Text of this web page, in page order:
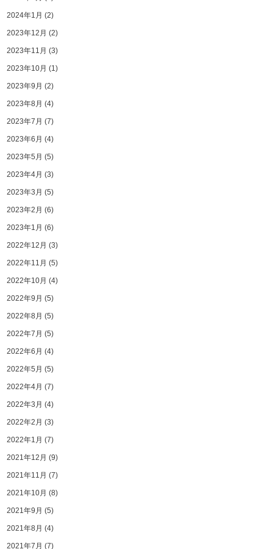
2024年1月 (2)
2023年12月 (2)
2023年11月 (3)
2023年10月 (1)
2023年9月 (2)
2023年8月 (4)
2023年7月 (7)
2023年6月 (4)
2023年5月 (5)
2023年4月 (3)
2023年3月 (5)
2023年2月 (6)
2023年1月 (6)
2022年12月 (3)
2022年11月 (5)
2022年10月 (4)
2022年9月 (5)
2022年8月 (5)
2022年7月 (5)
2022年6月 (4)
2022年5月 (5)
2022年4月 (7)
2022年3月 (4)
2022年2月 (3)
2022年1月 (7)
2021年12月 (9)
2021年11月 (7)
2021年10月 (8)
2021年9月 (5)
2021年8月 (4)
2021年7月 (7)